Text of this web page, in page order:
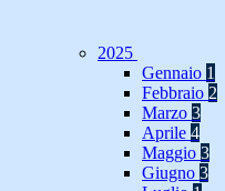
2025
Gennaio 1
Febbraio 2
Marzo 3
Aprile 4
Maggio 3
Giugno 3